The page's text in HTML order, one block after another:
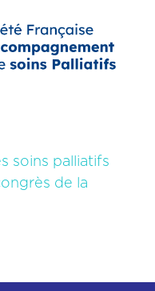
soins palliatifs
de la